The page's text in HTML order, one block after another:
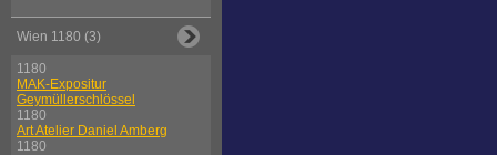
Wien 1180 (3)
1180
MAK-Expositur
Geymüllerschlössel
1180
Art Atelier Daniel Amberg
1180